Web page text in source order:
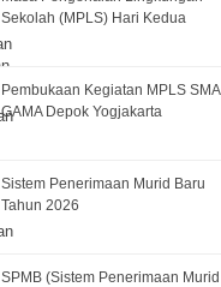
Sekolah (MPLS) Hari Kedua
Pembukaan Kegiatan MPLS SMA
GAMA Depok Yogjakarta
Sistem Penerimaan Murid Baru
Tahun 2026
SPMB (Sistem Penerimaan Murid